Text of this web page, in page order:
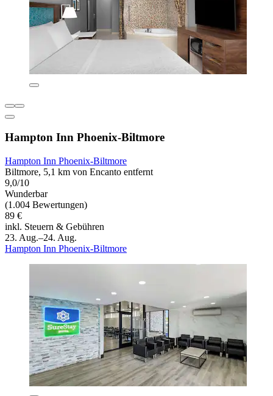
Hampton Inn Phoenix-Biltmore
Hampton Inn Phoenix-Biltmore
Biltmore, 5,1 km von Encanto entfernt
9,0/10
Wunderbar
(1.004 Bewertungen)
89 €
inkl. Steuern & Gebühren
23. Aug.–24. Aug.
Hampton Inn Phoenix-Biltmore